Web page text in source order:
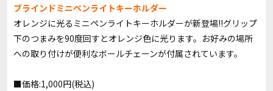
ブラインドミニペンライトキーホルダー
オレンジに光るミニペンライトキーホルダーが新登場!!グリップ
下のつまみを90度回すとオレンジ色に光ります。お好みの場所
への取り付けが便利なボールチェーンが付属されています。
■価格:1,000円(税込)